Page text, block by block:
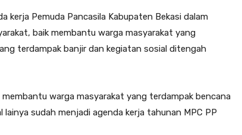
kerja Pemuda Pancasila Kabupaten Bekasi dalam
baik membantu warga masyarakat yang
terdampak banjir dan kegiatan sosial ditengah
warga masyarakat yang terdampak bencana
sudah menjadi agenda kerja tahunan MPC PP